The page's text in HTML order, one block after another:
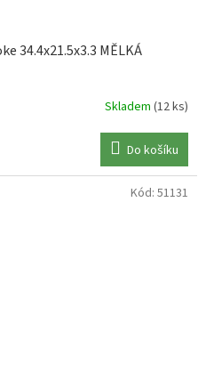
34.4x21.5x3.3 MĚLKÁ
Skladem (12 ks)
Do košíku
Kód: 51131